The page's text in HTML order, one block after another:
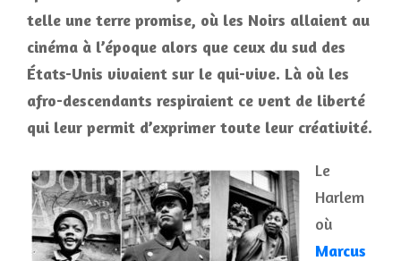
telle une terre promise, où les Noirs allaient au
cinéma à l’époque alors que ceux du sud des
États-Unis vivaient sur le qui-vive. Là où les
afro-descendants respiraient ce vent de liberté
qui leur permit d’exprimer toute leur créativité.
Le
Harlem
où
Marcus